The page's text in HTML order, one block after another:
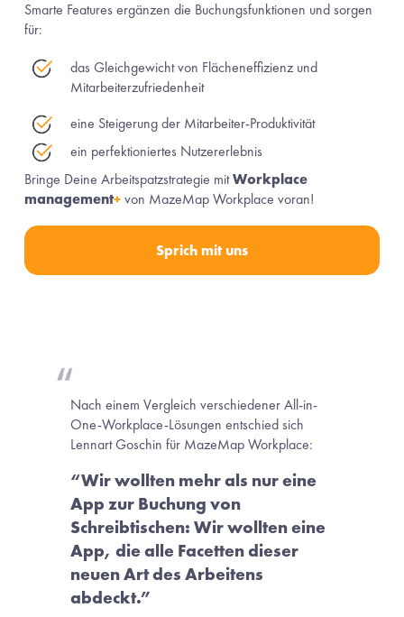
Smarte Features ergänzen die Buchungsfunktionen und sorgen
für:
das Gleichgewicht von Flächeneffizienz und
Mitarbeiterzufriedenheit
eine Steigerung der Mitarbeiter-Produktivität
ein perfektioniertes Nutzererlebnis
Bringe Deine Arbeitspatzstrategie mit Workplace
management+ von MazeMap Workplace voran!
Sprich mit uns
Nach einem Vergleich verschiedener All-in-
One-Workplace-Lösungen entschied sich
Lennart Goschin für MazeMap Workplace:
“Wir wollten mehr als nur eine
App zur Buchung von
Schreibtischen: Wir wollten eine
App, die alle Facetten dieser
neuen Art des Arbeitens
abdeckt.”